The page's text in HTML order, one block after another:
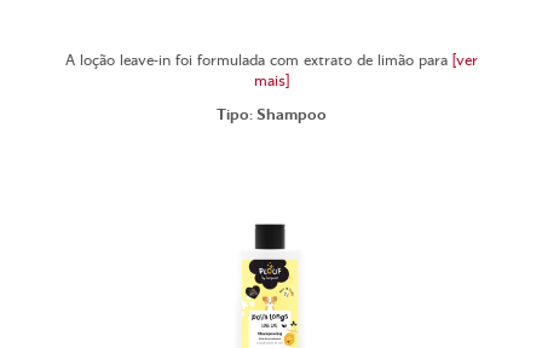
A loção leave-in foi formulada com extrato de limão para [ver
mais]
Tipo: Shampoo